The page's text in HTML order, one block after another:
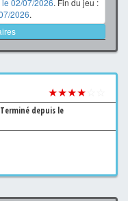
le 02/07/2026. Fin du jeu :
2026.
★★★★
depuis le